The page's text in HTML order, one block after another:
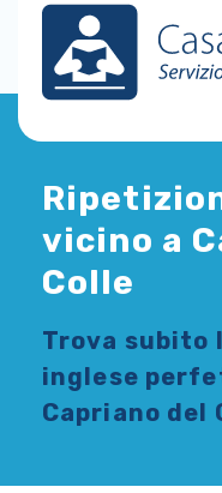
vicino a
Colle
Trova subito
inglese
Capriano del